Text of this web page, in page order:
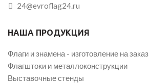
24@evroflag24.ru
НАША ПРОДУКЦИЯ
Флаги и знамена - изготовление на заказ
Флагштоки и металлоконструкции
Выставочные стенды